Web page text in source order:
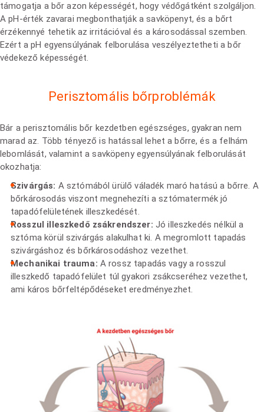
támogatja a bőr azon képességét, hogy védőgátként szolgáljon.
A pH-érték zavarai megbonthatják a savköpenyt, és a bőrt
érzékennyé tehetik az irritációval és a károsodással szemben.
Ezért a pH egyensúlyának felborulása veszélyeztetheti a bőr
védekező képességét.
Perisztomális bőrproblémák
Bár a perisztomális bőr kezdetben egészséges, gyakran nem
marad az. Több tényező is hatással lehet a bőrre, és a felhám
lebomlását, valamint a savköpeny egyensúlyának felborulását
okozhatja:
Szivárgás: A sztómából ürülő váladék maró hatású a bőrre. A
bőrkárosodás viszont megnehezíti a sztómatermék jó
tapadófelületének illeszkedését.
Rosszul illeszkedő zsákrendszer: Jó illeszkedés nélkül a
sztóma körül szivárgás alakulhat ki. A megromlott tapadás
szivárgáshoz és bőrkárosodáshoz vezethet.
Mechanikai trauma: A rossz tapadás vagy a rosszul
illeszkedő tapadófelület túl gyakori zsákcseréhez vezethet,
ami káros bőrfeltépődéseket eredményezhet.